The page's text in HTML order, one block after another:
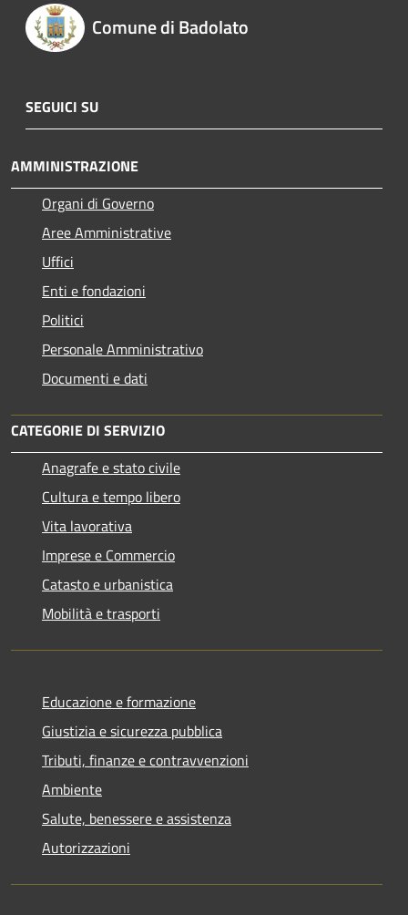
Comune di Badolato
SEGUICI SU
AMMINISTRAZIONE
Organi di Governo
Aree Amministrative
Uffici
Enti e fondazioni
Politici
Personale Amministrativo
Documenti e dati
CATEGORIE DI SERVIZIO
Anagrafe e stato civile
Cultura e tempo libero
Vita lavorativa
Imprese e Commercio
Catasto e urbanistica
Mobilità e trasporti
Educazione e formazione
Giustizia e sicurezza pubblica
Tributi, finanze e contravvenzioni
Ambiente
Salute, benessere e assistenza
Autorizzazioni